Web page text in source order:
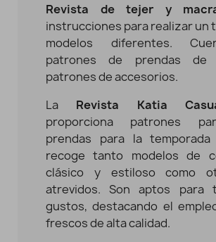
Revista de tejer y
instrucciones para realizar un
modelos diferentes.
patrones de prendas
patrones de accesorios.
La Revista Katia
proporciona patrones
prendas para la
recoge tanto modelos de
clásico y estiloso como
atrevidos. Son aptos para
gustos, destacando el
frescos de alta calidad.